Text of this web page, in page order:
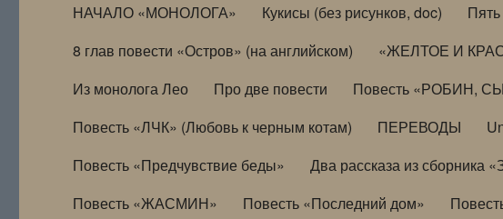
НАЧАЛО «МОНОЛОГА»
Кукисы (без рисунков, doc)
8 глав повести «Остров» (на английском)
«ЖЕЛТОЕ И
Из монолога Лео
Про две повести Повесть «РОБИН,
Повесть «ЛЧК» (Любовь к черным котам)
ПЕРЕВОДЫ
Повесть «Предчувствие беды»
Два рассказа из сборника
Повесть «ЖАСМИН»
Повесть «Последний дом»